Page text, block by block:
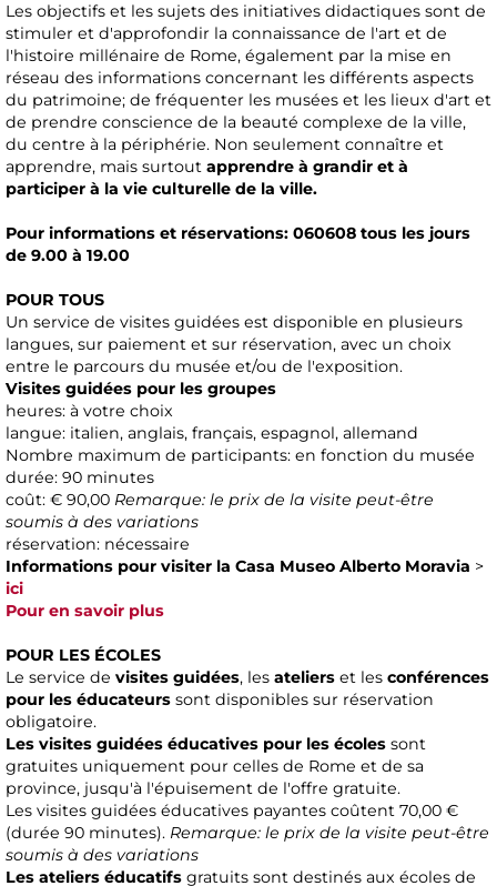
Les objectifs et les sujets des initiatives didactiques sont de
stimuler et d'approfondir la connaissance de l'art et de
l'histoire millénaire de Rome, également par la mise en
réseau des informations concernant les différents aspects
du patrimoine; de fréquenter les musées et les lieux d'art et
de prendre conscience de la beauté complexe de la ville,
du centre à la périphérie. Non seulement connaître et
apprendre, mais surtout apprendre à grandir et à
participer à la vie culturelle de la ville.
Pour informations et réservations: 060608 tous les jours
de 9.00 à 19.00
POUR TOUS
Un service de visites guidées est disponible en plusieurs
langues, sur paiement et sur réservation, avec un choix
entre le parcours du musée et/ou de l'exposition.
Visites guidées pour les groupes
heures: à votre choix
langue: italien, anglais, français, espagnol, allemand
Nombre maximum de participants: en fonction du musée
durée: 90 minutes
coût: € 90,00 Remarque: le prix de la visite peut-être
soumis à des variations
réservation: nécessaire
Informations pour visiter la Casa Museo Alberto Moravia >
ici
Pour en savoir plus
POUR LES ÉCOLES
Le service de visites guidées, les ateliers et les conférences
pour les éducateurs sont disponibles sur réservation
obligatoire.
Les visites guidées éducatives pour les écoles sont
gratuites uniquement pour celles de Rome et de sa
province, jusqu'à l'épuisement de l'offre gratuite.
Les visites guidées éducatives payantes coûtent 70,00 €
(durée 90 minutes). Remarque: le prix de la visite peut-être
soumis à des variations
Les ateliers éducatifs gratuits sont destinés aux écoles de